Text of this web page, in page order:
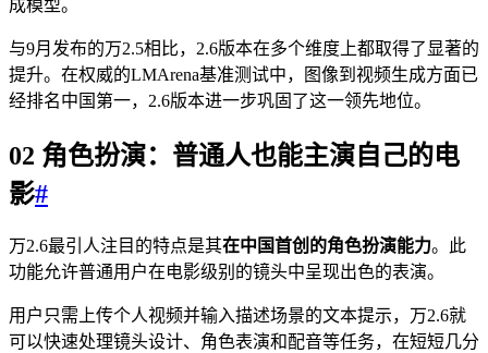
成模型。
与9月发布的万2.5相比，2.6版本在多个维度上都取得了显著的
提升。在权威的LMArena基准测试中，图像到视频生成方面已
经排名中国第一，2.6版本进一步巩固了这一领先地位。
02 角色扮演：普通人也能主演自己的电
影#
万2.6最引人注目的特点是其在中国首创的角色扮演能力。此
功能允许普通用户在电影级别的镜头中呈现出色的表演。
用户只需上传个人视频并输入描述场景的文本提示，万2.6就
可以快速处理镜头设计、角色表演和配音等任务，在短短几分